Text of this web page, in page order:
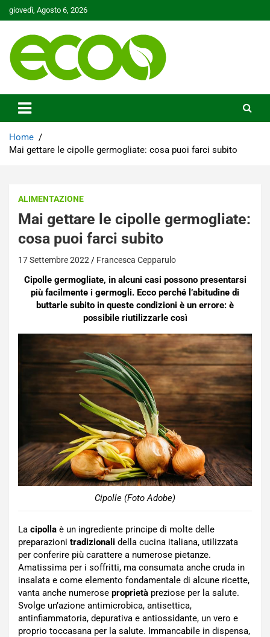
Skip
to
giovedì, Agosto 6, 2026
Ecoo.it
Home
Mai gettare le cipolle germogliate: cosa puoi farci subito
ALIMENTAZIONE
Mai gettare le cipolle germogliate:
cosa puoi farci subito
17 Settembre 2022 Francesca Cepparulo
Cipolle germogliate, in alcuni casi possono presentarsi
più facilmente i germogli. Ecco perché l’abitudine di
buttarle subito in queste condizioni è un errore: è
possibile riutilizzarle così
Cipolle (Foto Adobe)
La cipolla è un ingrediente principe di molte delle
preparazioni tradizionali della cucina italiana, utilizzata
per conferire più carattere a numerose pietanze.
Amatissima per i soffritti, ma consumata anche cruda in
insalata e come elemento fondamentale di alcune ricette,
vanta anche numerose proprietà preziose per la salute.
Svolge un’azione antimicrobica, antisettica,
antinfiammatoria, depurativa e antiossidante, un vero e
proprio toccasana per la salute. Immancabile in dispensa,